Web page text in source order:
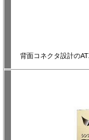
背面コネクタ設計の